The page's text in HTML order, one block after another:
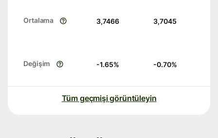
Ortalama 3,7466 3,7045
Değişim -1.65% -0.70%
Tüm geçmişi görüntüleyin